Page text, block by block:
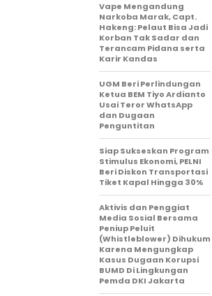
Vape Mengandung
Narkoba Marak, Capt.
Hakeng: Pelaut Bisa Jadi
Korban Tak Sadar dan
Terancam Pidana serta
Karir Kandas
UGM Beri Perlindungan
Ketua BEM Tiyo Ardianto
Usai Teror WhatsApp
dan Dugaan
Penguntitan
Siap Sukseskan Program
Stimulus Ekonomi, PELNI
Beri Diskon Transportasi
Tiket Kapal Hingga 30%
Aktivis dan Penggiat
Media Sosial Bersama
Peniup Peluit
(Whistleblower) Dihukum
Karena Mengungkap
Kasus Dugaan Korupsi
BUMD Di Lingkungan
Pemda DKI Jakarta